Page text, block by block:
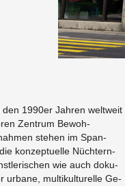
1990er Jah­ren welt­weit
Zen­trum Be­woh­
ste­hen im Span­
kon­zep­tu­el­le Nüch­tern­
wie auch do­ku­
ur­ba­ne, mul­ti­kul­tu­rel­le Ge­